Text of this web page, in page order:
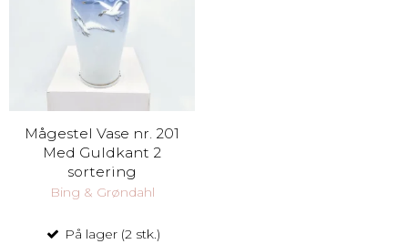
Mågestel Vase nr. 201
Med Guldkant 2
sortering
Bing & Grøndahl
På lager (2 stk.)